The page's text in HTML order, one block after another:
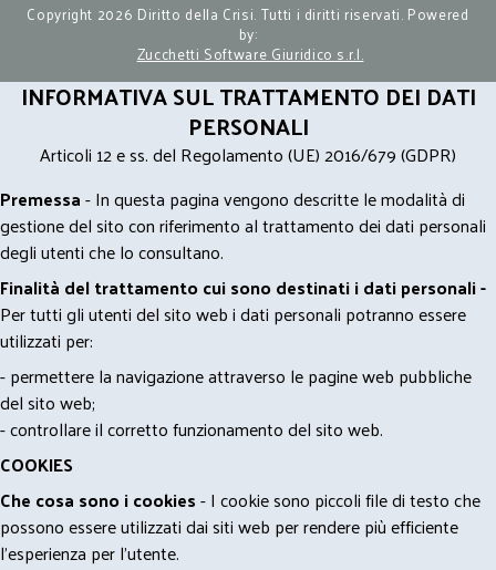
Copyright 2026 Diritto della Crisi. Tutti i diritti riservati. Powered
by:
Zucchetti Software Giuridico s.r.l.
INFORMATIVA SUL TRATTAMENTO DEI DATI
PERSONALI
Articoli 12 e ss. del Regolamento (UE) 2016/679 (GDPR)
Premessa- In questa pagina vengono descritte le modalità di
gestione del sito con riferimento al trattamento dei dati personali
degli utenti che lo consultano.
Finalità del trattamento cui sono destinati i dati personali -
Per tutti gli utenti del sito web i dati personali potranno essere
utilizzati per:
- permettere la navigazione attraverso le pagine web pubbliche
del sito web;
- controllare il corretto funzionamento del sito web.
COOKIES
Che cosa sono i cookies- I cookie sono piccoli file di testo che
possono essere utilizzati dai siti web per rendere più efficiente
l'esperienza per l'utente.